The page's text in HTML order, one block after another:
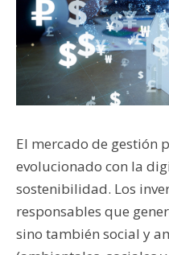
El mercado de gestión
evolucionado con la
sostenibilidad. Los
responsables que
sino también social y